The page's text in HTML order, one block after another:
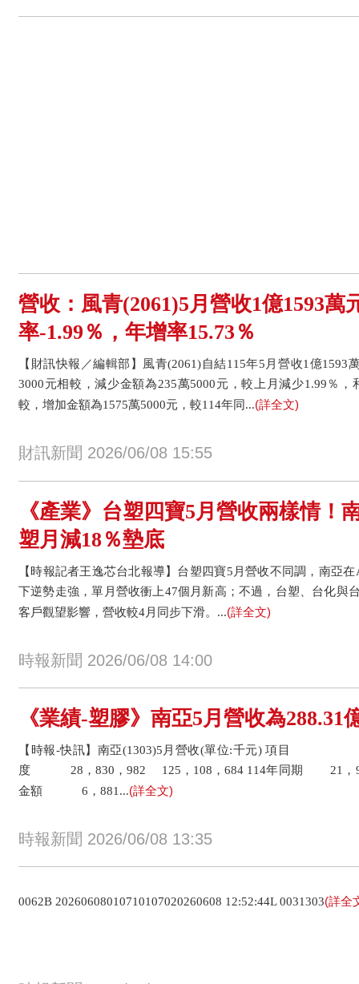
營收：風青(2061)5月營收1億1593萬
率-1.99％，年增率15.73％
【財訊快報／編輯部】風青(2061)自結115年5月營收1億1593
3000元相較，減少金額為235萬5000元，較上月減少1.99％，
較，增加金額為1575萬5000元，較114年同...(詳全文)
財訊新聞 2026/06/08 15:55
《產業》台塑四寶5月營收兩樣情！
塑月減18％墊底
【時報記者王逸芯台北報導】台塑四寶5月營收不同調，南亞
下逆勢走強，單月營收衝上47個月新高；不過，台塑、台化與
客戶觀望影響，營收較4月同步下滑。...(詳全文)
時報新聞 2026/06/08 14:00
《業績-塑膠》南亞5月營收為288.31
【時報-快訊】南亞(1303)5月營收(單位:千元) 項
度 28，830，982 125，108，684 114年同期 21，
金額 6，881...(詳全文)
時報新聞 2026/06/08 13:35
0062B 20260608010710107020260608 12:52:44L 0031303(詳全